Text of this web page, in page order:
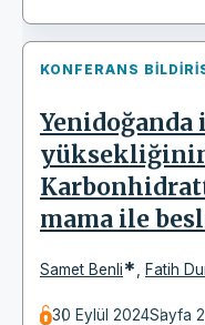
KONFERANS
Yenidoğanda
mama ile
Samet Benli* Fatih
30 Eylül 2024Sayfa